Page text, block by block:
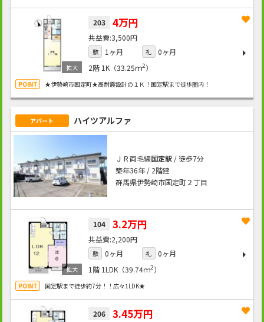
203 4万円
3,500円
敷 1ヶ月 礼
0ヶ月
2階 1K（33.25ｍ2）
★伊勢崎市国定町★高耐震設計の１Ｋ！国定駅まで徒歩圏内！
アパート ハイツアルファ
ＪＲ両毛線国定駅/ 徒歩7分
築年36年 / 2階建
群馬県伊勢崎市国定町２丁目
104 3.2万円
2,200円
敷 0ヶ月 礼
0ヶ月
1階 1LDK（39.74ｍ2）
国定駅まで徒歩約7分！！広々1LDK★
206 3.45万円